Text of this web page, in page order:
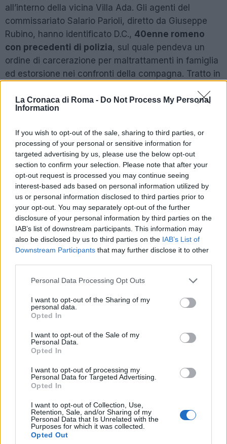
La Cronaca di Roma - Do Not Process My Personal
Information
If you wish to opt-out of the sale, sharing to third parties, or
processing of your personal or sensitive information for
targeted advertising by us, please use the below opt-out
section to confirm your selection. Please note that after your
opt-out request is processed you may continue seeing
interest-based ads based on personal information utilized by
us or personal information disclosed to third parties prior to
your opt-out. You may separately opt-out of the further
disclosure of your personal information by third parties on the
IAB’s list of downstream participants. This information may
also be disclosed by us to third parties on the IAB’s List of
Downstream Participants that may further disclose it to other
Please note that this website/app uses one or more Google
not limited to your visit or usage behaviour. You may click to
grant or deny consent to Google and its third-party tags to
use your data for below specified purposes in below Google
consent section.
Personal Data Processing Opt Outs
I want to opt-out of the Sharing of my
personal data.
Opted In
I want to opt-out of the Sale of my
Personal Data.
Opted In
I want to opt-out of processing my
Personal Data for Targeted Advertising.
Opted In
I want to opt-out of Collection, Use,
Retention, Sale, and/or Sharing of my
Personal Data that Is Unrelated with the
Purposes for which it was collected.
Opted Out
all’interno della vicina Villa Ada. Gli agenti del
commissariato Salario Parioli, diretto da Giuseppe
Rubino, hanno identificato D.C., 40enne romeno
con precedenti di polizia, sul quale pendeva un
ordine di carcerazione per maltrattamenti in famiglia
ed estorsione nei confronti della compagna. Tratto in
Regina Coeli.
In manette 3
corrieri della
droga: sequestrati
5 kg di marijuana
ROMA Virginia
Raggi: “Fontana di
Trevi restituita ai
cittadini”
POTREBBE INTERESSARTI
ROMA Infermiere ruba materiale
sanitario: arrestato
6 anni fa
alle prime luci dell’alba
ARTICOLI CORRELATI